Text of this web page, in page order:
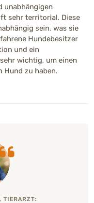
ausgeprägt (4 von 5)
ausgeprägt (3
ausgeprägt (3
unabhängigen
sehr territorial. Diese
sein, was sie
Hundebesitzer
und ein
wichtig, um einen
Hund zu haben.
TIERARZT: